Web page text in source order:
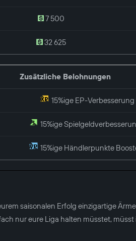
7 500
32 625
Zusätzliche Belohnungen
15%ige EP-Verbesserung
15%ige
15%ige Händlerpunkte
saisonalen Erfolg einzigartige
nur eure Liga halten müsstet,